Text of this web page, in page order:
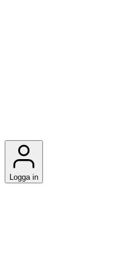
Logga in